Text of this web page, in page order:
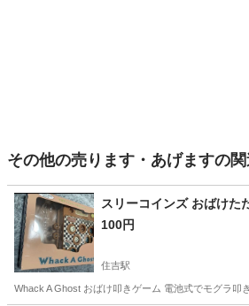
その他の売ります・あげますの
スリーコインズ おばけた
100円
住吉駅
Whack A Ghost おばけ叩きゲーム 電池式でモグラ